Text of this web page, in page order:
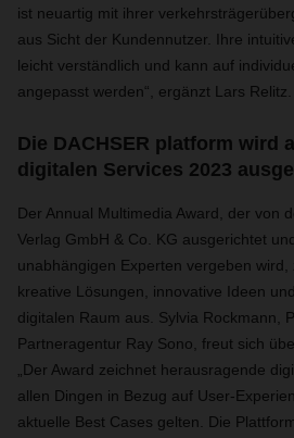
ist neuartig mit ihrer
aus Sicht der Kundennutzer. Ihre
leicht verständlich und kann auf
angepasst werden“, ergänzt Lars Relitz.
Die DACHSER platform wird
digitalen Services 2023
Der Annual Multimedia Award, der von
Verlag GmbH & Co. KG ausgerichtet
unabhängigen Experten vergeben wird,
kreative Lösungen, innovative Ideen
digitalen Raum aus. Sylvia Rockmann,
Partneragentur Ray Sono, freut sich
„Der Award zeichnet herausragende
allen Dingen in Bezug auf User-
aktuelle Best Cases gelten. Die